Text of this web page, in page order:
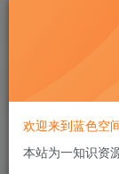
首页 网赚项目
欢迎来到蓝色空
本站为一知识资